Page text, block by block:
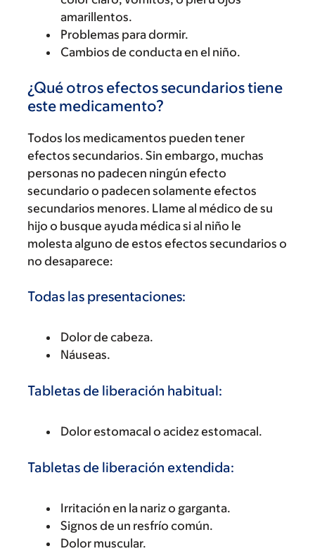
amarillentos.
Problemas para dormir.
Cambios de conducta en el niño.
¿Qué otros efectos secundarios tiene
este medicamento?
Todos los medicamentos pueden tener
efectos secundarios. Sin embargo, muchas
personas no padecen ningún efecto
secundario o padecen solamente efectos
secundarios menores. Llame al médico de su
hijo o busque ayuda médica si al niño le
molesta alguno de estos efectos secundarios o
no desaparece:
Todas las presentaciones:
Dolor de cabeza.
Náuseas.
Tabletas de liberación habitual:
Dolor estomacal o acidez estomacal.
Tabletas de liberación extendida:
Irritación en la nariz o garganta.
Signos de un resfrío común.
Dolor muscular.